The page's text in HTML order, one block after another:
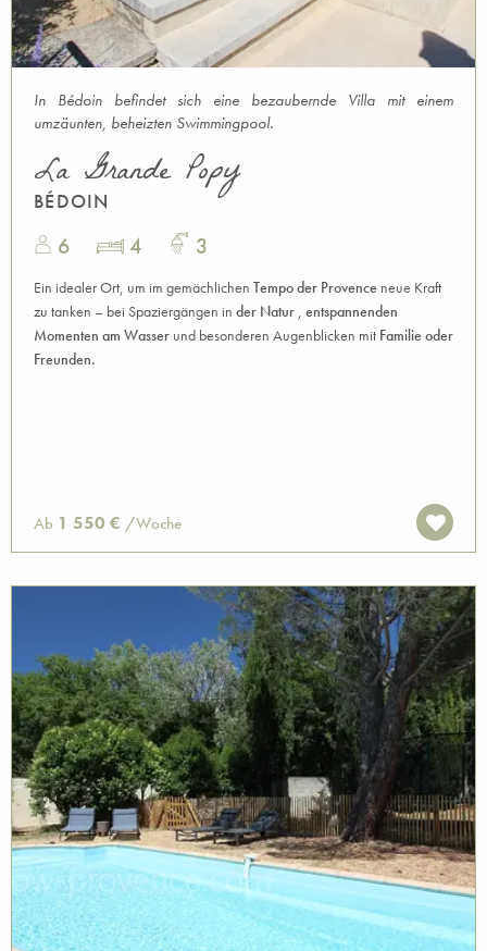
In Bédoin befindet sich eine bezaubernde Villa mit einem
umzäunten, beheizten Swimmingpool.
La Grande Popy
BÉDOIN
6 4 3
Ein idealer Ort, um im gemächlichen Tempo der Provence neue Kraft
zu tanken – bei Spaziergängen in der Natur , entspannenden
Momenten am Wasser und besonderen Augenblicken mit Familie oder
Freunden.
Ab 1 550 € /Woche